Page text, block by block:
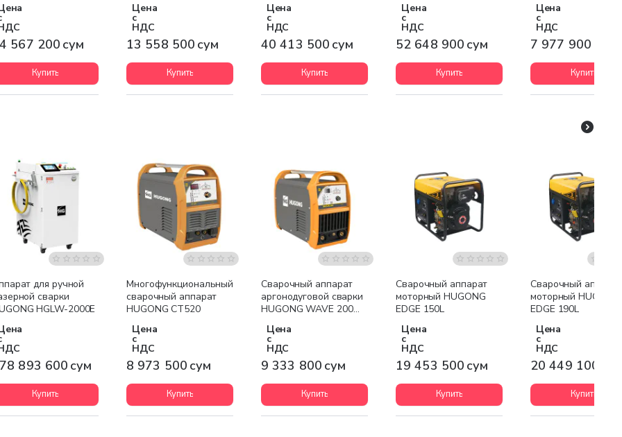
567 200 сум
Купить
Цена
с
НДС
13 558 500 сум
Купить
Цена
с
НДС
40 413 500 сум
Купить
Цена
с
НДС
52 648 900 сум
Купить
Цена
с
НДС
7 977 900 сум
Купить
Бесплатная доставка
для ручной
сварки
HGLW-2000E
893 600 сум
Купить
Бесплатная доставка
Многофункциональный
сварочный аппарат
HUGONG CT520
Цена
с
НДС
8 973 500 сум
Купить
Бесплатная доставка
Сварочный аппарат
аргонодуговой сварки
HUGONG WAVE 200
Цена
с
НДС
9 333 800 сум
Купить
Бесплатная доставка
Сварочный аппарат
моторный HUGONG
EDGE 150L
Цена
с
НДС
19 453 500 сум
Купить
Бесплатная доставка
Сварочный аппарат
моторный HUGONG
EDGE 190L
Цена
с
НДС
20 449 100
Купить